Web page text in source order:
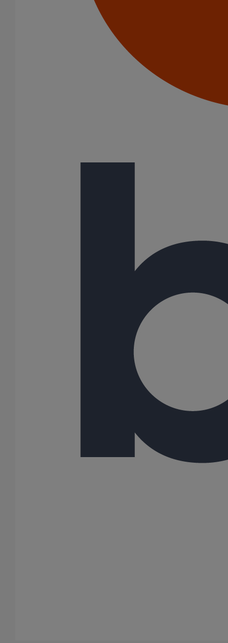
Pièce de liaison avec les autres matériaux SMU S DN100
sur Pièce de liaison avec les autres matériaux
sur Joint HP-S autobuté manchette nitrile DN600